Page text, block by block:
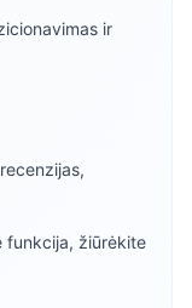
ir
funkcija, žiūrėkite